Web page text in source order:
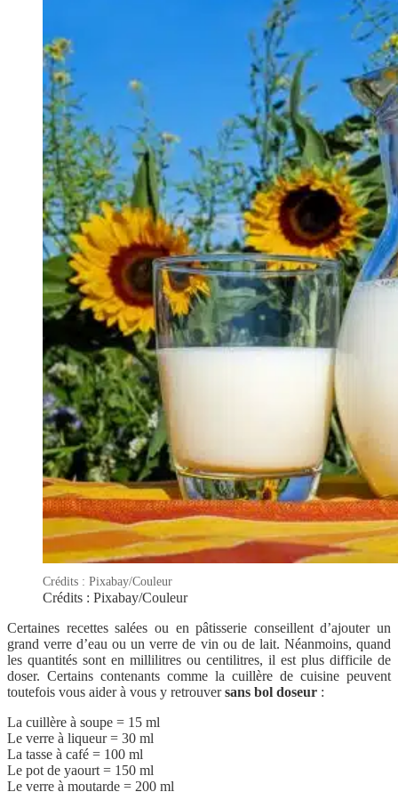
Crédits : Pixabay/Couleur
Crédits : Pixabay/Couleur
Certaines recettes salées ou en pâtisserie conseillent d’ajouter un
grand verre d’eau ou un verre de vin ou de lait. Néanmoins, quand
les quantités sont en millilitres ou centilitres, il est plus difficile de
doser. Certains contenants comme la cuillère de cuisine peuvent
toutefois vous aider à vous y retrouversans bol doseur :
La cuillère à soupe = 15 ml
Le verre à liqueur = 30 ml
La tasse à café = 100 ml
Le pot de yaourt = 150 ml
Le verre à moutarde = 200 ml